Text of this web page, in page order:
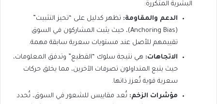
البشرية المتكررة:
الدعم والمقاومة: تظهر كدليل على “تحيز التثبيت”
(Anchoring Bias)، حيث يثبت المشاركون في السوق
تقييمهم للأصل عند مستويات سعرية سابقة مهمة.
الاتجاهات: هي نتيجة سلوك “القطيع” وتدفق المعلومات،
حيث يتبع المتداولون تصرفات الآخرين، مما يخلق حركات
سعرية قوية تُعزز ذاتها.
مؤشرات الزخم: تُعد مقاييس للشعور في السوق، تُحدد